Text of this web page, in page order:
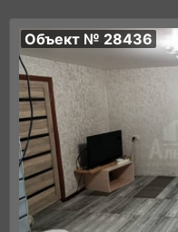
Объект № 28436